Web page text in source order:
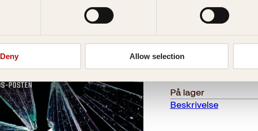
Deny Allow selection
Reduser
mengden
Dukkene
På lager
Beskrivelse